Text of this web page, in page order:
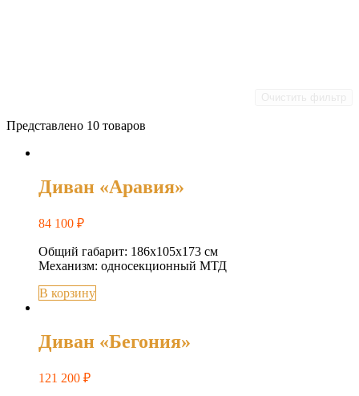
Представлено 10 товаров
Диван «Аравия»
84 100 ₽
Общий габарит: 186x105x173 см
Механизм: односекционный МТД
В корзину
Диван «Бегония»
121 200 ₽